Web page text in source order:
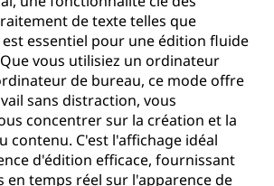
de texte telles que
essentiel pour une édition fluide
vous utilisiez un ordinateur
de bureau, ce mode offre
sans distraction, vous
concentrer sur la création et la
contenu. C'est l'affichage idéal
d'édition efficace, fournissant
temps réel sur l'apparence de